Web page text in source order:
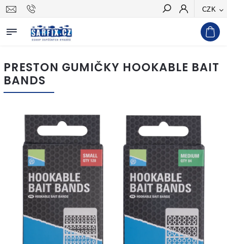
CZK
Hledat
PRESTON GUMIČKY HOOKABLE BAIT
BANDS